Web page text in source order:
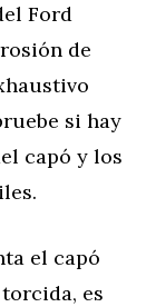
Ford
de
si hay
capó y los
el capó
es